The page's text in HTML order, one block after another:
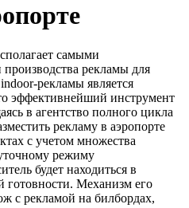
самыми
рекламы для
рекламы является
эффективнейший инструмент
в агентство полного цикла
рекламу в аэропорте
с учетом множества
режиму
будет находиться в
готовности. Механизм его
с рекламой на билбордах,